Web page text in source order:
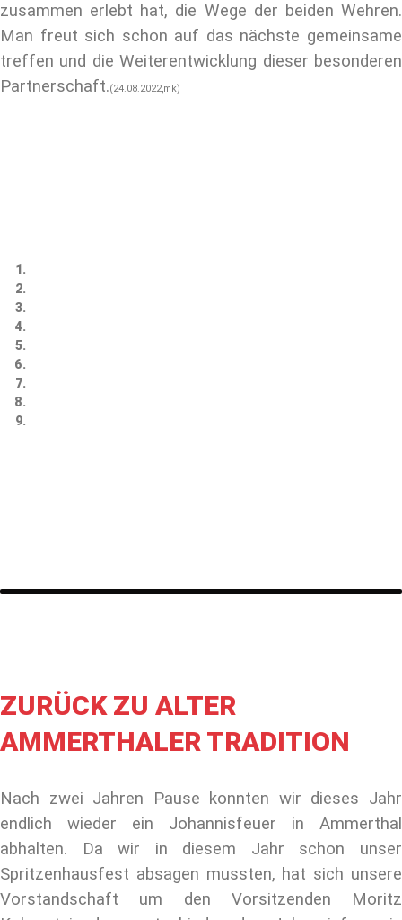
zusammen erlebt hat, die Wege der beiden Wehren.
Man freut sich schon auf das nächste gemeinsame
treffen und die Weiterentwicklung dieser besonderen
Partnerschaft.(24.08.2022,mk)
ZURÜCK ZU ALTER
AMMERTHALER TRADITION
Nach zwei Jahren Pause konnten wir dieses Jahr
endlich wieder ein Johannisfeuer in Ammerthal
abhalten. Da wir in diesem Jahr schon unser
Spritzenhausfest absagen mussten, hat sich unsere
Vorstandschaft um den Vorsitzenden Moritz